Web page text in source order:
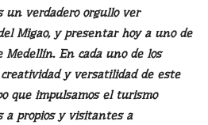
un verdadero orgullo ver
Migao, y presentar hoy a uno de
Medellín. En cada uno de los
y versatilidad de este
que impulsamos el turismo
a propios y visitantes a